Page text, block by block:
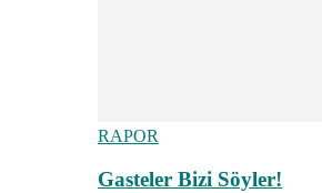
RAPOR
Gasteler Bizi Söyler!